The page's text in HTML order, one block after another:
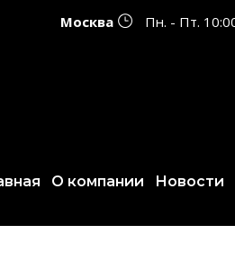
Москва Пн. - Пт.
О компании Новости